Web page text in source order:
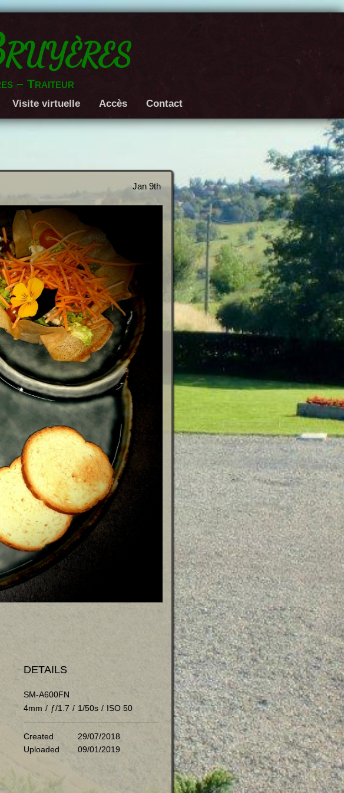
– Traiteur
Visite virtuelle Accès Contact
Jan 9th
DETAILS
SM-A600FN
4mm / ƒ/1.7 / 1/50s / ISO 50
Created
29/07/2018
Uploaded
09/01/2019